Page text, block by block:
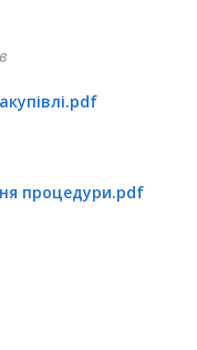
процедури.pdf